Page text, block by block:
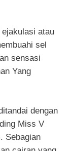
atau
sel
sensasi
Yang
dengan
Miss V
Sebagian